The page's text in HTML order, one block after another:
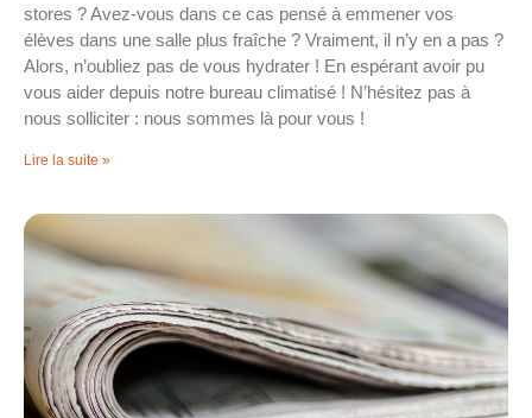
stores ? Avez-vous dans ce cas pensé à emmener vos
élèves dans une salle plus fraîche ? Vraiment, il n’y en a pas ?
Alors, n’oubliez pas de vous hydrater ! En espérant avoir pu
vous aider depuis notre bureau climatisé ! N’hésitez pas à
nous solliciter : nous sommes là pour vous !
Lire la suite »